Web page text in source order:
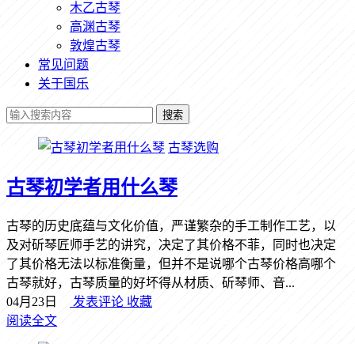
木乙古琴
高渊古琴
敦煌古琴
常见问题
关于国乐
搜索
古琴选购
古琴初学者用什么琴
古琴的历史底蕴与文化价值，严谨繁杂的手工制作工艺，以
及对斫琴匠师手艺的讲究，决定了其价格不菲，同时也决定
了其价格无法以标准衡量，但并不是说哪个古琴价格高哪个
古琴就好，古琴质量的好坏得从材质、斫琴师、音...
04月23日
发表评论 收藏
阅读全文